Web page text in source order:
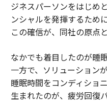
ジネスパーソンをはじめ
ンシャルを発揮するため
この確信が、同社の原点
なかでも着目したのが睡
一方で、ソリューション
睡眠時間をコンディショ
生まれたのが、疲労回復